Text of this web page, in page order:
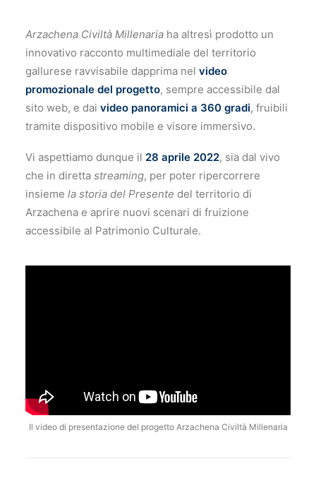
Arzachena Civiltà Millenaria ha altresì prodotto un
innovativo racconto multimediale del territorio
gallurese ravvisabile dapprima nel video
promozionale del progetto, sempre accessibile dal
sito web, e dai video panoramici a 360 gradi, fruibili
tramite dispositivo mobile e visore immersivo.
Vi aspettiamo dunque il 28 aprile 2022, sia dal vivo
che in diretta streaming, per poter ripercorrere
insieme la storia del Presente del territorio di
Arzachena e aprire nuovi scenari di fruizione
accessibile al Patrimonio Culturale.
Il video di presentazione del progetto Arzachena Civiltà Millenaria